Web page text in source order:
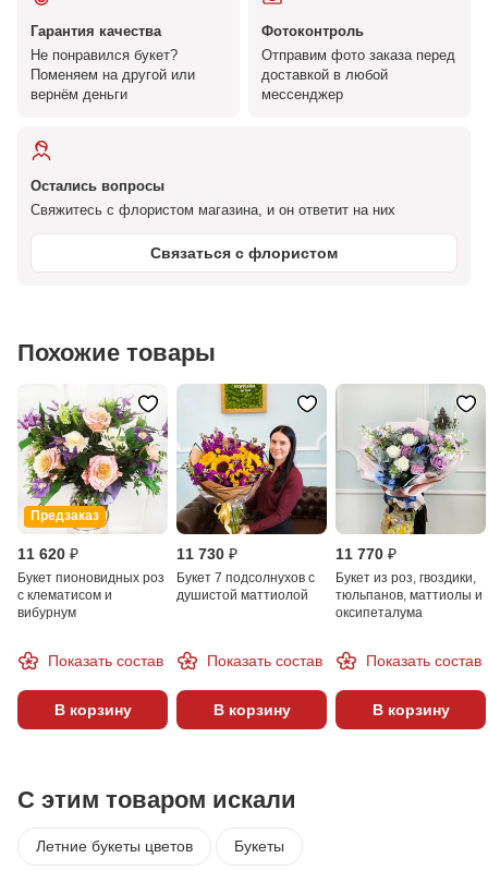
Гарантия качества
Не понравился букет?
Поменяем на другой или
вернём деньги
Фотоконтроль
Отправим фото заказа перед
доставкой в любой
мессенджер
Остались вопросы
Свяжитесь с флористом магазина, и он ответит на них
Связаться с флористом
Похожие товары
Предзаказ
11 620 ₽
Букет пионовидных роз
с клематисом и
вибурнум
Показать состав
В корзину
11 730 ₽
Букет 7 подсолнухов с
душистой маттиолой
Показать состав
В корзину
11 770 ₽
Букет из роз, гвоздики,
тюльпанов, маттиолы и
оксипеталума
Показать состав
В корзину
С этим товаром искали
Летние букеты цветов Букеты